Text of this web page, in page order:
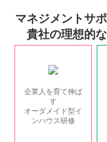
マネジメントサ
貴社の理想的
企業人を育て伸ば
す
オーダメイド型イ
ンハウス研修